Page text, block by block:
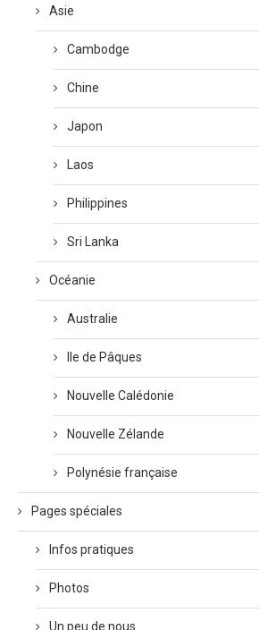
Asie
Cambodge
Chine
Japon
Laos
Philippines
Sri Lanka
Océanie
Australie
Ile de Pâques
Nouvelle Calédonie
Nouvelle Zélande
Polynésie française
Pages spéciales
Infos pratiques
Photos
Un peu de nous